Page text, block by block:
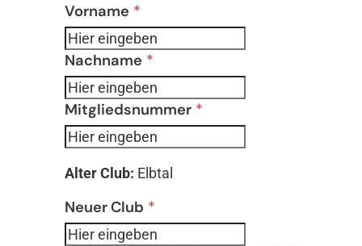
Formular überspringen
Vorname *
Nachname *
Mitgliedsnummer *
Alter Club: Elbtal
Neuer Club *